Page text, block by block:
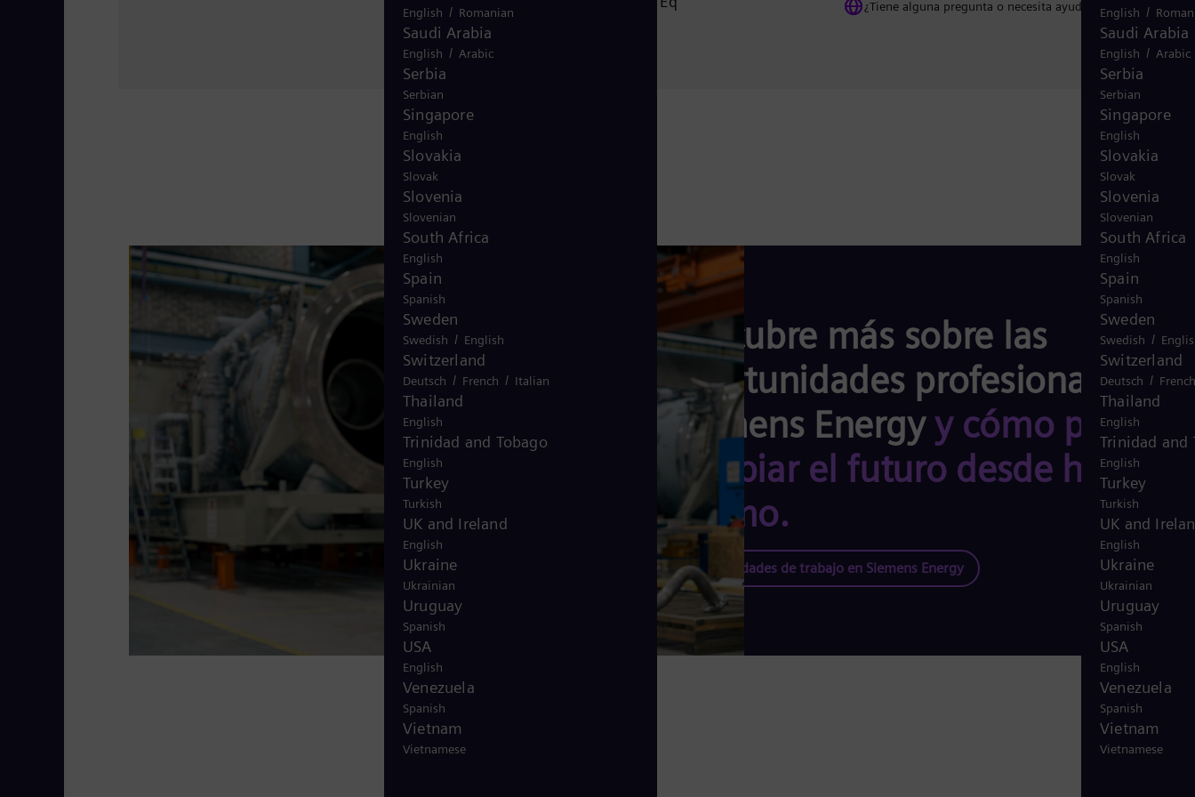
English /
Saudi Arabia
English / Arabic
Serbia
Serbian
Singapore
English
Slovakia
Slovak
Slovenia
Slovenian
South Africa
English
Spain
Spanish
Sweden
Swedish /
Switzerland
Deutsch / French
Thailand
English
Trinidad and
English
Turkey
Turkish
UK and
English
Ukraine
Ukrainian
Uruguay
Spanish
USA
English
Venezuela
Spanish
Vietnam
Vietnamese
Bolivia
¿Tiene alguna pregunta o necesita ayuda? Contáctenos
Descubre más sobre las
oportunidades profesionales en
Siemens Energyy cómo puedes
cambiar el futuro desde hoy
mismo.
Oportunidades de trabajo en Siemens Energy
English / Romanian
Saudi Arabia
English / Arabic
Serbia
Serbian
Singapore
English
Slovakia
Slovak
Slovenia
Slovenian
South Africa
English
Spain
Spanish
Sweden
Swedish / English
Switzerland
Deutsch / French / Italian
Thailand
English
Trinidad and Tobago
English
Turkey
Turkish
UK and Ireland
English
Ukraine
Ukrainian
Uruguay
Spanish
USA
English
Venezuela
Spanish
Vietnam
Vietnamese